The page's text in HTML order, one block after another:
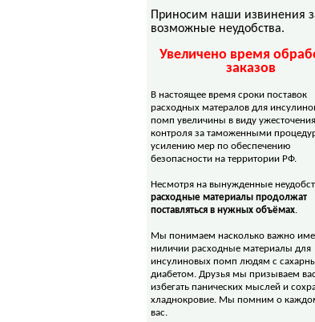
Приносим наши извинения
возможные неудобства.
Увеличено время
заказов
В настоящее время сроки поставок
расходных матералов для
помп увеличины в виду ужесточения
контроля за таможенными
усилению мер по обеспечению
безопасности на территории РФ.
Несмотря на вынужденные
расходные материалы продолжат
поставляться в нужных объёмах.
Мы понимаем насколько важно
ниличии расходные материалы для
инсулиновых помп людям с
диабетом. Друзья мы призываем вас
избегать панических мыслей и
хладнокровие. Мы помним о
вас.